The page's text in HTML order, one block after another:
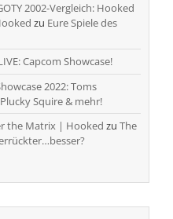
2002-Vergleich: Hooked
zu Eure Spiele des
Capcom Showcase!
2022: Toms
Squire & mehr!
the Matrix | Hooked zu The